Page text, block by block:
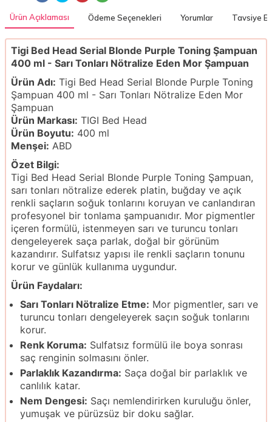
Ürün Açıklaması Ödeme Seçenekleri Yorumlar Tavsiye Et
Tigi Bed Head Serial Blonde Purple Toning Şampuan
400 ml - Sarı Tonları Nötralize Eden Mor Şampuan
Ürün Adı: Tigi Bed Head Serial Blonde Purple Toning
Şampuan 400 ml - Sarı Tonları Nötralize Eden Mor
Şampuan
Ürün Markası: TIGI Bed Head
Ürün Boyutu: 400 ml
Menşei: ABD
Özet Bilgi:
Tigi Bed Head Serial Blonde Purple Toning Şampuan,
sarı tonları nötralize ederek platin, buğday ve açık
renkli saçların soğuk tonlarını koruyan ve canlandıran
profesyonel bir tonlama şampuanıdır. Mor pigmentler
içeren formülü, istenmeyen sarı ve turuncu tonları
dengeleyerek saça parlak, doğal bir görünüm
kazandırır. Sulfatsız yapısı ile renkli saçların tonunu
korur ve günlük kullanıma uygundur.
Ürün Faydaları:
Sarı Tonları Nötralize Etme: Mor pigmentler, sarı ve
turuncu tonları dengeleyerek saçın soğuk tonlarını
korur.
Renk Koruma: Sulfatsız formülü ile boya sonrası
saç renginin solmasını önler.
Parlaklık Kazandırma: Saça doğal bir parlaklık ve
canlılık katar.
Nem Dengesi: Saçı nemlendirirken kuruluğu önler,
yumuşak ve pürüzsüz bir doku sağlar.